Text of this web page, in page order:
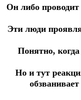
Он либо проводит
Эти люди
Понятно,
Но и тут